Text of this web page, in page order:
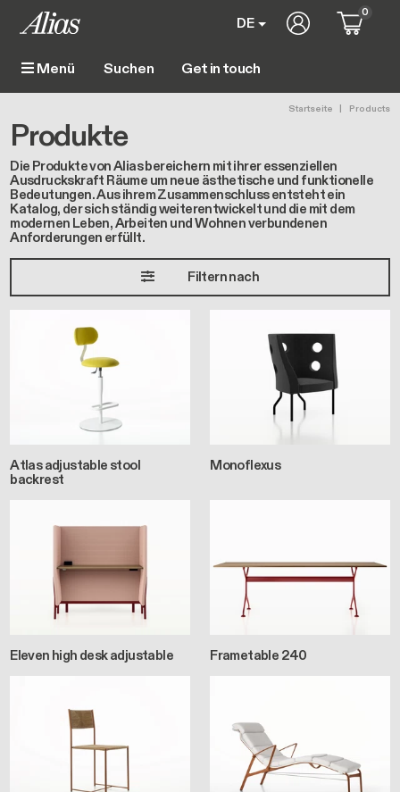
Menü Main navigation
Get in touch
DE User account
0
Startseite Products
Produkte
Die Produkte von Alias bereichern mit ihrer essenziellen
Ausdruckskraft Räume um neue ästhetische und funktionelle
Bedeutungen. Aus ihrem Zusammenschluss entsteht ein
Katalog, der sich ständig weiterentwickelt und die mit dem
modernen Leben, Arbeiten und Wohnen verbundenen
Anforderungen erfüllt.
Filtern nach
Atlas adjustable stool
backrest
Monoflexus
Eleven high desk adjustable Frametable 240